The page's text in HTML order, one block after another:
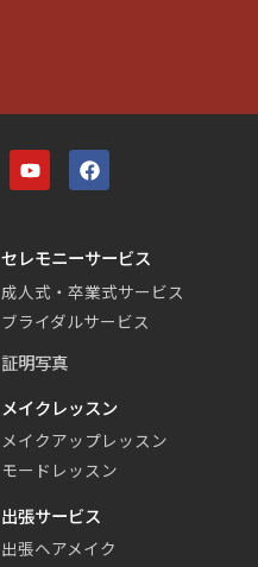
セレモニーサービス
成人式・卒業式サービス
ブライダルサービス
証明写真
メイクレッスン
メイクアップレッスン
モードレッスン
出張サービス
出張ヘアメイク